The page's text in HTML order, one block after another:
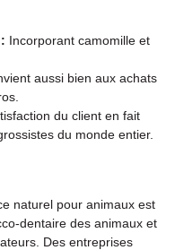
Incorporant camomille et
aussi bien aux achats
du client en fait
du monde entier.
naturel pour animaux est
dentaire des animaux et
Des entreprises